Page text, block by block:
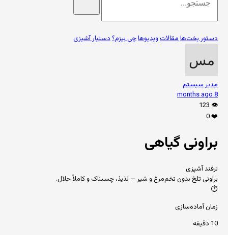
دستور پخت‌هامقالاتویدیوهاچی بپزم؟دستیار آشپزی
مدیر سیستم
8 months ago
👁️
123
❤️
0
براونی گیاهی
ترفند آشپزی
براونی تلخ بدون تخم‌مرغ و شیر — لذیذ، چسبناک و کاملاً حلال.
⏱️
زمان آماده‌سازی
10 دقیقه